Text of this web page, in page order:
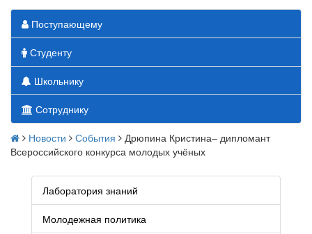
Поступающему
Студенту
Школьнику
Сотруднику
Новости События
Дрюпина Кристина– дипломант
Всероссийского конкурса молодых учёных
Лаборатория знаний
Молодежная политика